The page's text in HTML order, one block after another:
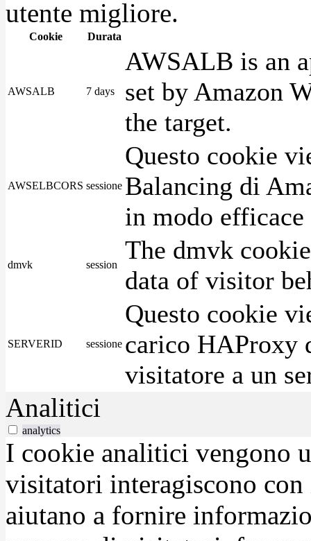
utente migliore.
Cookie Durata
AWSALB 7 days
AWSALB is an
set by Amazon
the target.
AWSELBCORS sessione
Questo cookie
Balancing di
in modo
dmvk session
The dmvk
data of visitor
SERVERID sessione
Questo cookie
carico HAProxy
visitatore a un
Analitici
analytics
I cookie analitici vengono
visitatori interagiscono
aiutano a fornire